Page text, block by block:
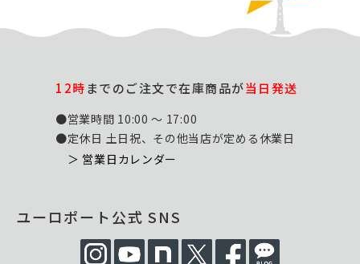
12時までのご注文で在庫商品が当日発送
●営業時間 10:00 ～ 17:00
●定休日 土日祝、その他当店が定める休業日
＞ 営業日カレンダー
ユーロポート公式 SNS